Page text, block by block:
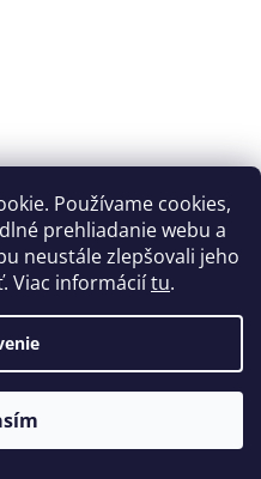
Používame cookies,
prehliadanie webu a
neustále zlepšovali jeho
Viac informáciítu.
Aurapol 850 g 1,75 mm